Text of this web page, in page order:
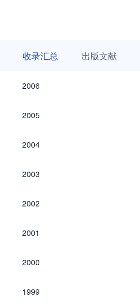
收录汇总 出版文献
2006
2006
2005
2005
2004
2004
2003
2003
2002
2002
2001
2001
2000
2000
1999
1999